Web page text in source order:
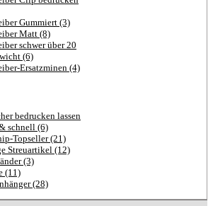
Gummiert (3)
Matt (8)
schwer über 20
(6)
Ersatzminen (4)
bedrucken lassen
schnell (6)
Topseller (21)
Streuartikel (12)
(3)
(11)
(28)